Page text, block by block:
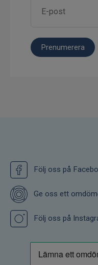
Prenumerera
Följ oss på
Ge oss ett
Följ oss på